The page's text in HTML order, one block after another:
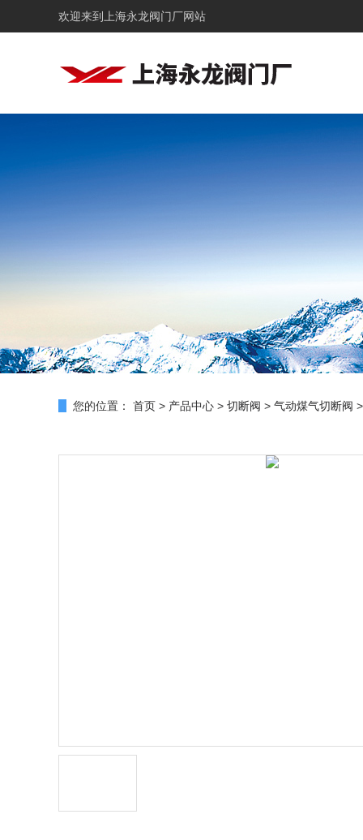
欢迎来到 上海永龙阀门厂网站
您的位置： 首页 > 产品中心 > 切断阀 > 气动煤气切断阀